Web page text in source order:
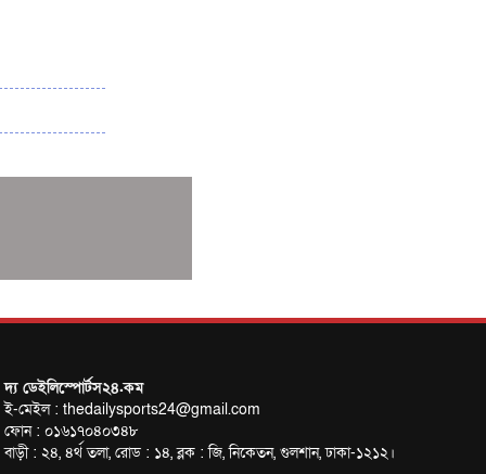
দ্য ডেইলিস্পোর্টস২৪.কম
ই-মেইল : thedailysports24@gmail.com
ফোন : ০১৬১৭০৪০৩৪৮
বাড়ী : ২৪, ৪র্থ তলা, রোড : ১৪, ব্লক : জি, নিকেতন, গুলশান, ঢাকা-১২১২।